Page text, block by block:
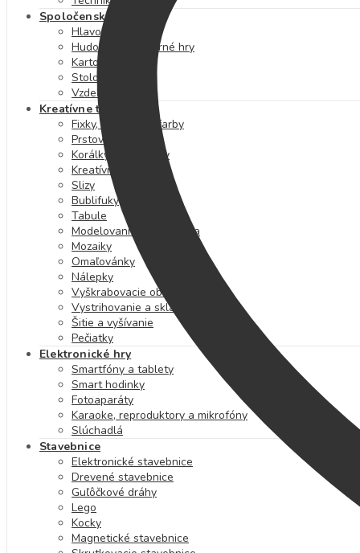
Spoločenské hry
Hlavolamy
Hudobné a výtvarné hry
Kartové hry
Stolové hry
Vzdelávacie hry
Kreatívne tvorenie
Fixky, pastelky a farby
Prstové farby
Korálky a kamienky
Kreatívne sady
Slizy
Bublifuky
Tabule
Modelovanie a plastelína
Mozaiky
Omaľovánky
Nálepky
Vyškrabovacie obrázky
Vystrihovanie a skladanie
Šitie a vyšívanie
Pečiatky
Elektronické hry
Smartfóny a tablety
Smart hodinky
Fotoaparáty
Karaoke, reproduktory a mikrofóny
Slúchadlá
Stavebnice
Elektronické stavebnice
Drevené stavebnice
Guľôčkové dráhy
Lego
Kocky
Magnetické stavebnice